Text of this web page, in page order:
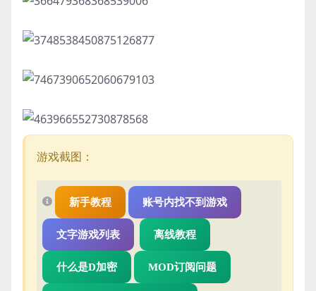
游戏截图：
新手教程 账号内找不到游戏
文字游戏列表 离线教程
什么是D加密 MOD订阅问题